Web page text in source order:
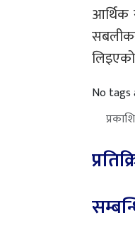
आर्थिक
No tags